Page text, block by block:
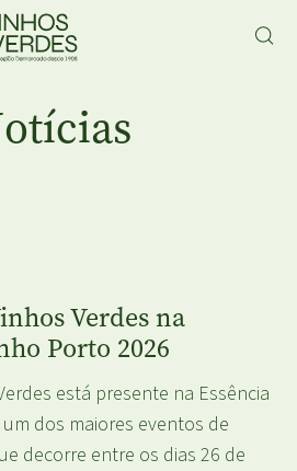
Verdes na
Porto 2026
está presente na Essência
dos maiores eventos de
decorre entre os dias 26 de